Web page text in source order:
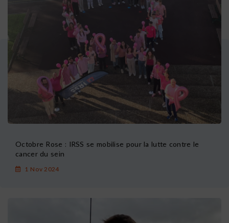
Octobre Rose : IRSS se mobilise pour la lutte contre le
cancer du sein
1 Nov 2024